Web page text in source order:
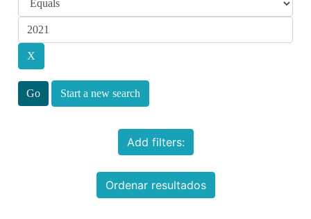
Start a new search
Add filters:
Ordenar resultados